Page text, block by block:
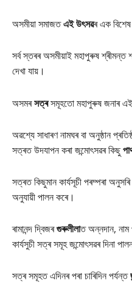
অসমীয়া সমাজতএইউৎসৱৰএক
সৰ্ব স্তৰৰ অসমীয়াই মহাপুৰুষ শ্ৰীমন্ত
দেখা যায়।
অসমৰসত্ৰসমূহতো মহাপুৰুষ জনাৰ
অৱশ্যে সাধাৰণ নামঘৰ বা অনুষ্ঠান
সত্ৰত উদযাপন কৰা জন্মোৎসৱৰ কিছু
সত্ৰত কিছুমান কাৰ্যসূচী পৰম্পৰা
অনুযায়ী পালন কৰে।
ৰামানন্দ দ্বিজৰগুৰুলীলাত অন্নদান, নাম
কাৰ্যসুচী সত্ৰ সমূহ জন্মোৎসৱৰ দিনা
সত্ৰ সমূহত এদিনৰ পৰা চাৰিদিন পৰ্যন্ত